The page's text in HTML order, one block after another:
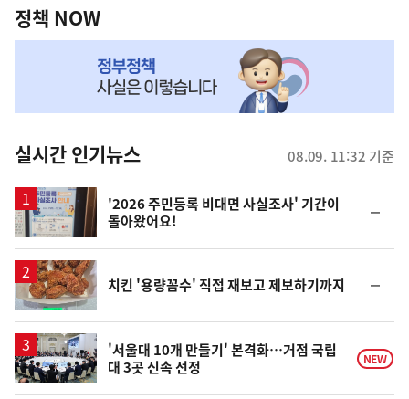
책
NOW,
뉴
스
정책 NOW
실시간 인기뉴스 08.09. 11:32 기준
'2026 주민등록 비대면 사실조사' 기간이
돌아왔어요!
일
치킨 '용량꼼수' 직접 재보고 제보하기까지
일
'서울대 10개 만들기' 본격화…거점 국립
대 3곳 신속 선정
NEW